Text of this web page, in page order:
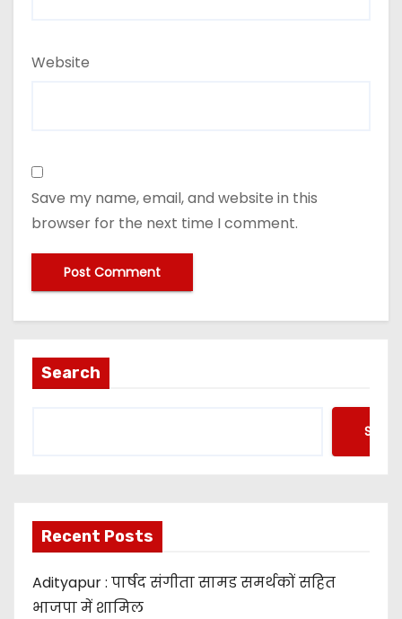
Website
Save my name, email, and website in this
browser for the next time I comment.
Search
Recent Posts
Adityapur : पार्षद संगीता सामड समर्थकों सहित
भाजपा में शामिल